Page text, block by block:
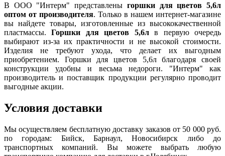
В ООО "Интерм" представлены горшки для цветов 5,6л
оптом от производителя. Только в нашем интернет-магазине
вы найдете товары, изготовленные из высококачественной
пластмассы.Горшки для цветов 5,6л
в первую очередь
выбирают из-за их практичности и не высокой стоимости.
Изделия не требуют ухода, что делает их выгодным
приобретением. Горшки для цветов 5,6л благодаря своей
конструкции удобны и весьма недороги. "Интерм" как
производитель и поставщик продукции регулярно проводит
выгодные акции.
Условия доставки
Мы осуществляем бесплатную доставку заказов от 50 000 руб.
по городам: Бийск, Барнаул, Новосибирск либо до
транспортных компаний. Вы можете выбрать любую